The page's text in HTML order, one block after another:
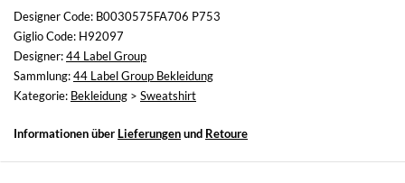
nicht verfügbar
Größe und Passform
Normale Passform
Designer Code: B0030575FA706 P753
Giglio Code: H92097
Designer:44 Label Group
Sammlung:44 Label Group Bekleidung
Kategorie: Bekleidung > Sweatshirt
Informationen über Lieferungenund Retoure